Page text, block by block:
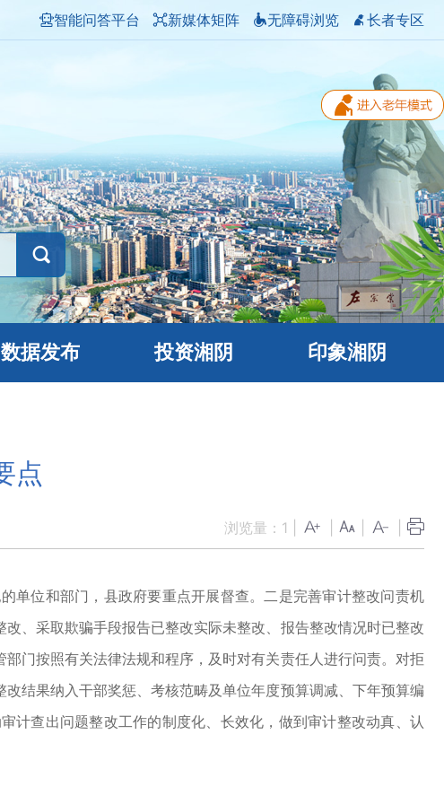
智能问答平台 新媒体矩阵 无障碍浏览 长者专区
数据发布 投资湘阴 印象湘阴
点
浏览量： 1
单位和部门，县政府要重点开展督查。二是完善审计整改问责机
、采取欺骗手段报告已整改实际未整改、报告整改情况时已整改
门按照有关法律法规和程序，及时对有关责任人进行问责。对拒
结果纳入干部奖惩、考核范畴及单位年度预算调减、下年预算编
计查出问题整改工作的制度化、长效化，做到审计整改动真、认